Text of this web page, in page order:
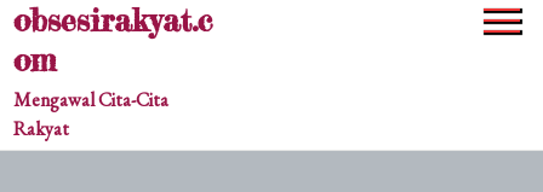
Skipobsesirakyat.c
om
Mengawal Cita-Cita
Rakyat